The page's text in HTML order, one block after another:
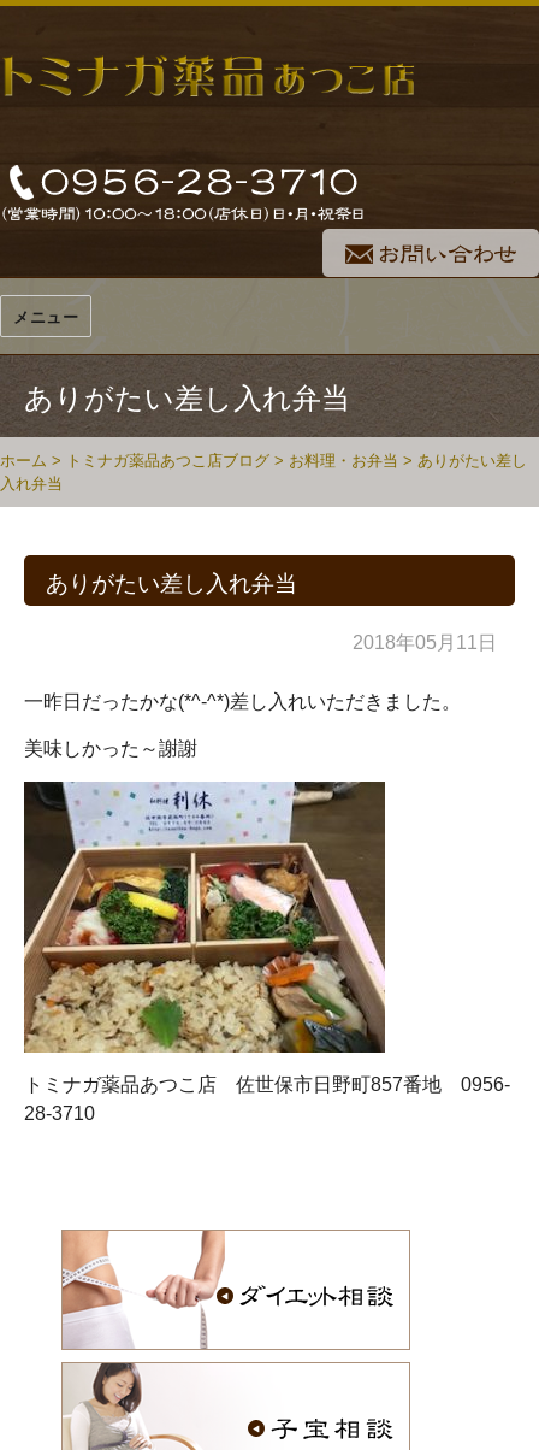
メニュー
ありがたい差し入れ弁当
ホーム > トミナガ薬品あつこ店ブログ > お料理・お弁当 > ありがたい差し
入れ弁当
ありがたい差し入れ弁当
2018年05月11日
一昨日だったかな(*^-^*)差し入れいただきました。
美味しかった～謝謝
トミナガ薬品あつこ店 佐世保市日野町857番地 0956-
28-3710